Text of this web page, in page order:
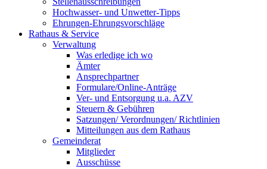
Hochwasser- und Unwetter-Tipps
Ehrungen-Ehrungsvorschläge
Rathaus & Service
Verwaltung
Was erledige ich wo
Ämter
Ansprechpartner
Formulare/Online-Anträge
Ver- und Entsorgung u.a. AZV
Steuern & Gebühren
Satzungen/ Verordnungen/ Richtlinien
Mitteilungen aus dem Rathaus
Gemeinderat
Mitglieder
Ausschüsse